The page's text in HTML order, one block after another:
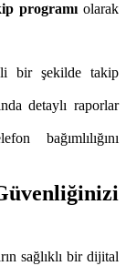
programıolarak
bir şekilde takip
detaylı raporlar
bağımlılığını
sağlıklı bir dijital